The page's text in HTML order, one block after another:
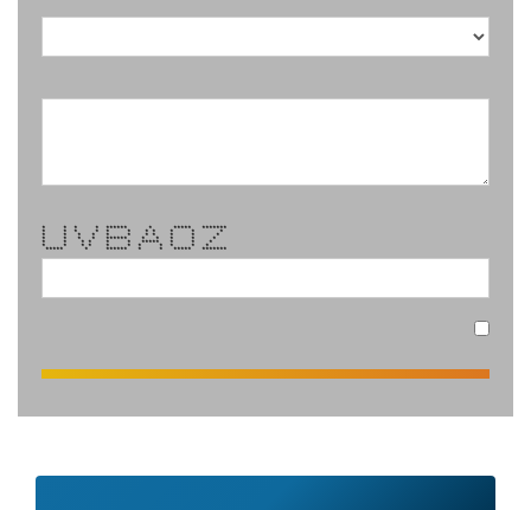
* * * * ****** * ***** *******
* * * * * * * * * * *
* * * * * * * * * * *
* * * * ****** * * * * *
* * * * * * ***** * * *
* * * * * * * * * * *
***** * ****** * * ***** *******